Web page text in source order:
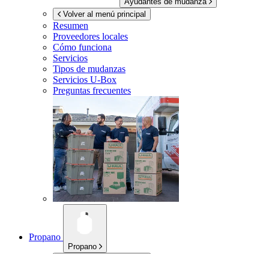
Volver al menú principal
Resumen
Proveedores locales
Cómo funciona
Servicios
Tipos de mudanzas
Servicios U-Box
Preguntas frecuentes
Propano
Propano